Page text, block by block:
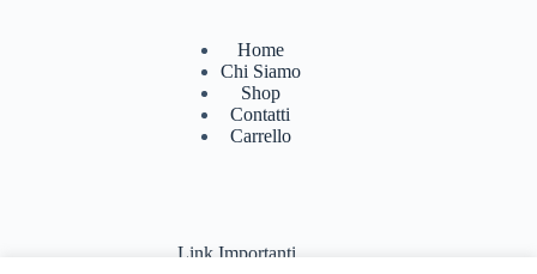
Home
Chi Siamo
Shop
Contatti
Carrello
Link Importanti